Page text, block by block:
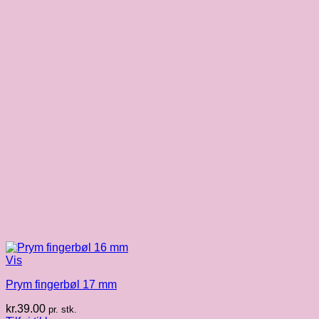
Vis
Prym fingerbøl 17 mm
kr.39.00 pr. stk.